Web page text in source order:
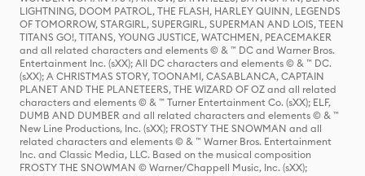
LIGHTNING, DOOM PATROL, THE FLASH, HARLEY QUINN, LEGENDS
OF TOMORROW, STARGIRL, SUPERGIRL, SUPERMAN AND LOIS, TEEN
TITANS GO!, TITANS, YOUNG JUSTICE, WATCHMEN, PEACEMAKER
and all related characters and elements © & ™ DC and Warner Bros.
Entertainment Inc. (sXX); All DC characters and elements © & ™ DC.
(sXX); A CHRISTMAS STORY, TOONAMI, CASABLANCA, CAPTAIN
PLANET AND THE PLANETEERS, THE WIZARD OF OZ and all related
characters and elements © & ™ Turner Entertainment Co. (sXX); ELF,
DUMB AND DUMBER and all related characters and elements © & ™
New Line Productions, Inc. (sXX); FROSTY THE SNOWMAN and all
related characters and elements © & ™ Warner Bros. Entertainment
Inc. and Classic Media, LLC. Based on the musical composition
FROSTY THE SNOWMAN © Warner/Chappell Music, Inc. (sXX);